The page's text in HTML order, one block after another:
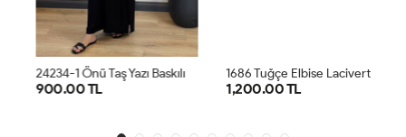
2
4234-1 Önü Taş Yazı Baskılı Penye Elbise Siyah
900.00 TL
1686 Tuğçe Elbise Lacivert
1,200.00 TL